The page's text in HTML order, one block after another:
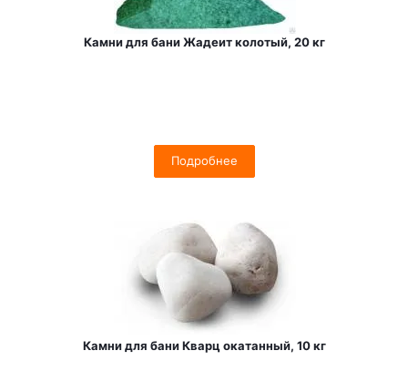
Камни для бани Жадеит колотый, 20 кг
Подробнее
Камни для бани Кварц окатанный, 10 кг